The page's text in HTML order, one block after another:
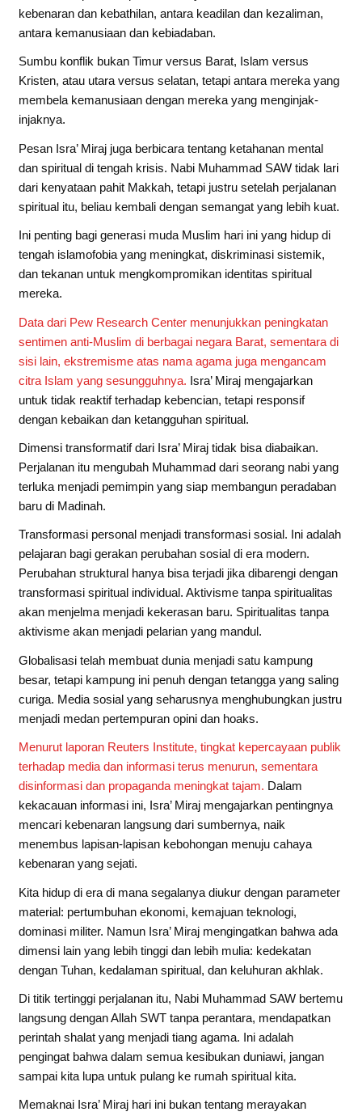
kebenaran dan kebathilan, antara keadilan dan kezaliman,
antara kemanusiaan dan kebiadaban.
Sumbu konflik bukan Timur versus Barat, Islam versus
Kristen, atau utara versus selatan, tetapi antara mereka yang
membela kemanusiaan dengan mereka yang menginjak-
injaknya.
Pesan Isra’ Miraj juga berbicara tentang ketahanan mental
dan spiritual di tengah krisis. Nabi Muhammad SAW tidak lari
dari kenyataan pahit Makkah, tetapi justru setelah perjalanan
spiritual itu, beliau kembali dengan semangat yang lebih kuat.
Ini penting bagi generasi muda Muslim hari ini yang hidup di
tengah islamofobia yang meningkat, diskriminasi sistemik,
dan tekanan untuk mengkompromikan identitas spiritual
mereka.
Data dari Pew Research Center menunjukkan peningkatan
sentimen anti-Muslim di berbagai negara Barat, sementara di
sisi lain, ekstremisme atas nama agama juga mengancam
citra Islam yang sesungguhnya. Isra’ Miraj mengajarkan
untuk tidak reaktif terhadap kebencian, tetapi responsif
dengan kebaikan dan ketangguhan spiritual.
Dimensi transformatif dari Isra’ Miraj tidak bisa diabaikan.
Perjalanan itu mengubah Muhammad dari seorang nabi yang
terluka menjadi pemimpin yang siap membangun peradaban
baru di Madinah.
Transformasi personal menjadi transformasi sosial. Ini adalah
pelajaran bagi gerakan perubahan sosial di era modern.
Perubahan struktural hanya bisa terjadi jika dibarengi dengan
transformasi spiritual individual. Aktivisme tanpa spiritualitas
akan menjelma menjadi kekerasan baru. Spiritualitas tanpa
aktivisme akan menjadi pelarian yang mandul.
Globalisasi telah membuat dunia menjadi satu kampung
besar, tetapi kampung ini penuh dengan tetangga yang saling
curiga. Media sosial yang seharusnya menghubungkan justru
menjadi medan pertempuran opini dan hoaks.
Menurut laporan Reuters Institute, tingkat kepercayaan publik
terhadap media dan informasi terus menurun, sementara
disinformasi dan propaganda meningkat tajam. Dalam
kekacauan informasi ini, Isra’ Miraj mengajarkan pentingnya
mencari kebenaran langsung dari sumbernya, naik
menembus lapisan-lapisan kebohongan menuju cahaya
kebenaran yang sejati.
Kita hidup di era di mana segalanya diukur dengan parameter
material: pertumbuhan ekonomi, kemajuan teknologi,
dominasi militer. Namun Isra’ Miraj mengingatkan bahwa ada
dimensi lain yang lebih tinggi dan lebih mulia: kedekatan
dengan Tuhan, kedalaman spiritual, dan keluhuran akhlak.
Di titik tertinggi perjalanan itu, Nabi Muhammad SAW bertemu
langsung dengan Allah SWT tanpa perantara, mendapatkan
perintah shalat yang menjadi tiang agama. Ini adalah
pengingat bahwa dalam semua kesibukan duniawi, jangan
sampai kita lupa untuk pulang ke rumah spiritual kita.
Memaknai Isra’ Miraj hari ini bukan tentang merayakan